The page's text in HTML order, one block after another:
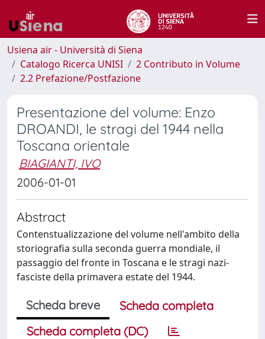
Usiena air - Università di Siena
Catalogo Ricerca UNISI
2 Contributo in Volume
2.2 Prefazione/Postfazione
Presentazione del volume: Enzo
DROANDI, le stragi del 1944 nella
Toscana orientale
BIAGIANTI, IVO
2006-01-01
Abstract
Contenstualizzazione del volume nell'ambito della
storiografia sulla seconda guerra mondiale, il
passaggio del fronte in Toscana e le stragi nazi-
fasciste della primavera estate del 1944.
Scheda breve
Scheda completa
Scheda completa (DC)